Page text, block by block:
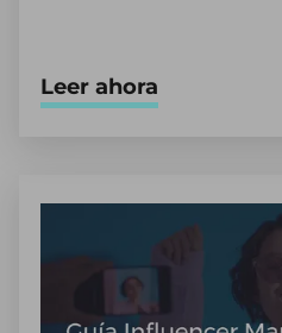
Leer ahora